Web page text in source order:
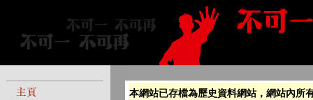
本網站已存檔為歷史資料網站，網站內所